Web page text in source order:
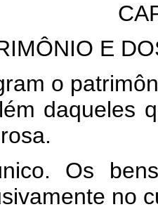
E
o
daqueles
Os
no